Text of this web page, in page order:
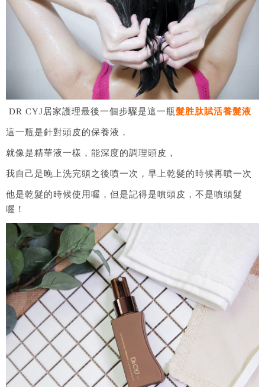
DR CYJ居家護理最後一個步驟是這一瓶髮胜肽賦活養髮液
這一瓶是針對頭皮的保養液，
就像是精華液一樣，能深度的調理頭皮，
我自己是晚上洗完頭之後噴一次，早上乾髮的時候再噴一次
他是乾髮的時候使用喔，但是記得是噴頭皮，不是噴頭髮
喔！